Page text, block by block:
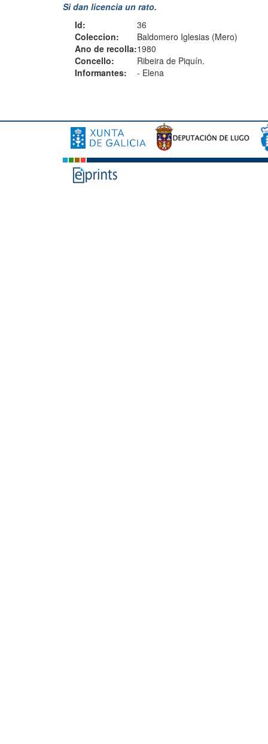
Si dan licencia un rato.
Id:
36
Coleccion:
Baldomero Iglesias (Mero)
Ano de recolla:1980
Concello:
Ribeira de Piquín.
Informantes:
- Elena